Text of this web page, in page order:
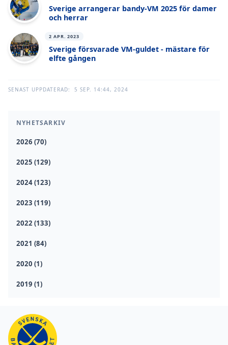
NYHETSARKIV
2026 (70)
2025 (129)
2024 (123)
2023 (119)
2022 (133)
2021 (84)
2020 (1)
2019 (1)
Sverige arrangerar bandy-VM 2025 för damer
och herrar
2 APR. 2023
Sverige försvarade VM-guldet - mästare för
elfte gången
SENAST UPPDATERAD: 5 SEP. 14:44, 2024